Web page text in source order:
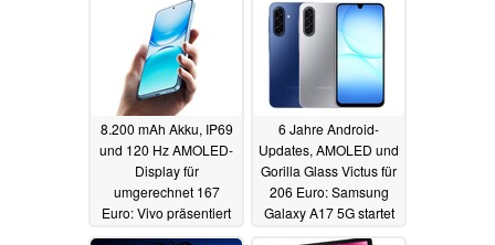
8.200 mAh Akku, IP69
und 120 Hz AMOLED-
Display für
umgerechnet 167
Euro: Vivo präsentiert
Y50001.09.2025
6 Jahre Android-
Updates, AMOLED und
Gorilla Glass Victus für
206 Euro: Samsung
Galaxy A17 5G startet
in Deutschland